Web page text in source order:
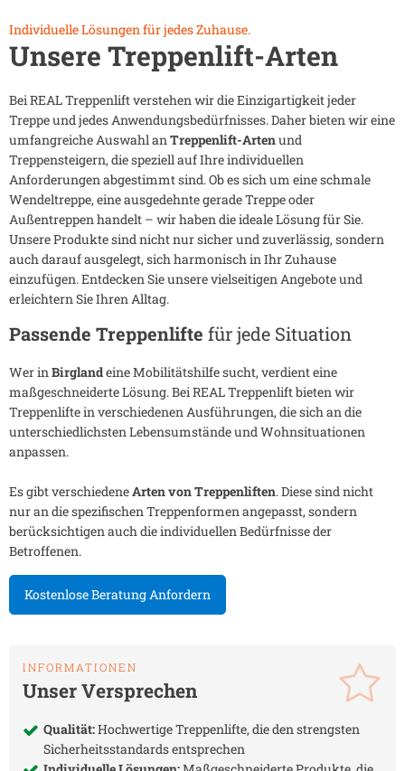
Individuelle Lösungen für jedes Zuhause.
Unsere Treppenlift-Arten
Bei REAL Treppenlift verstehen wir die Einzigartigkeit jeder
Treppe und jedes Anwendungsbedürfnisses. Daher bieten wir eine
umfangreiche Auswahl anTreppenlift-Artenund
Treppensteigern, die speziell auf Ihre individuellen
Anforderungen abgestimmt sind. Ob es sich um eine schmale
Wendeltreppe, eine ausgedehnte gerade Treppe oder
Außentreppen handelt – wir haben die ideale Lösung für Sie.
Unsere Produkte sind nicht nur sicher und zuverlässig, sondern
auch darauf ausgelegt, sich harmonisch in Ihr Zuhause
einzufügen. Entdecken Sie unsere vielseitigen Angebote und
erleichtern Sie Ihren Alltag.
Passende Treppenlifte für jede Situation
Wer inBirglandeine Mobilitätshilfe sucht, verdient eine
maßgeschneiderte Lösung. Bei REAL Treppenlift bieten wir
Treppenlifte in verschiedenen Ausführungen, die sich an die
unterschiedlichsten Lebensumstände und Wohnsituationen
anpassen.
Es gibt verschiedeneArten von Treppenliften. Diese sind nicht
nur an die spezifischen Treppenformen angepasst, sondern
berücksichtigen auch die individuellen Bedürfnisse der
Betroffenen.
Kostenlose Beratung Anfordern
INFORMATIONEN
Unser Versprechen
Qualität:Hochwertige Treppenlifte, die den strengsten
Sicherheitsstandards entsprechen